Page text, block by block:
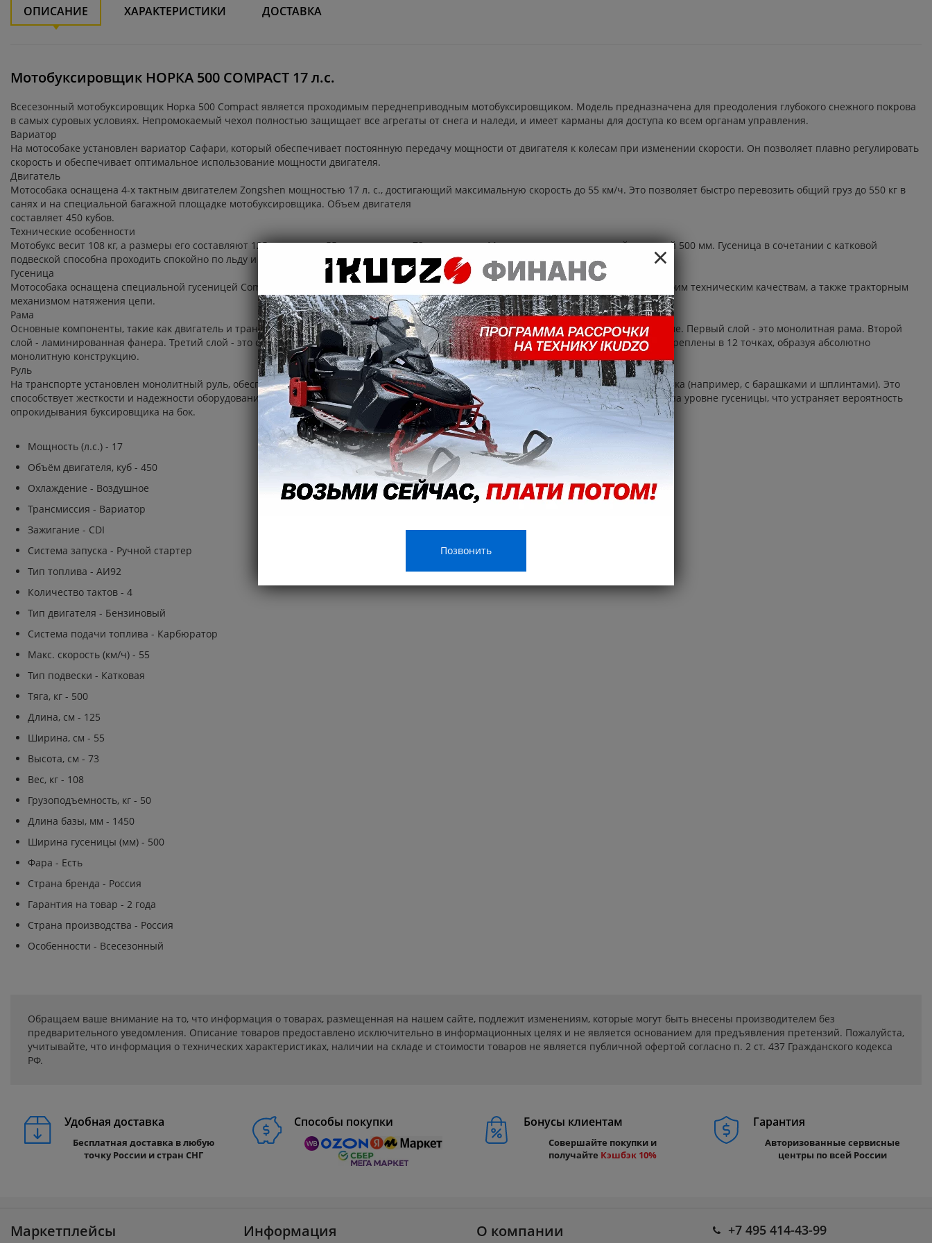
ОПИСАНИЕ ХАРАКТЕРИСТИКИ ДОСТАВКА
Мотобуксировщик НОРКА 500 COMPACT 17 л.с.
Всесезонный мотобуксировщик Норка 500 Compact является проходимым переднеприводным мотобуксировщиком. Модель предназначена для преодоления глубокого снежного покрова
в самых суровых условиях. Непромокаемый чехол полностью защищает все агрегаты от снега и наледи, и имеет карманы для доступа ко всем органам управления.
Вариатор
На мотособаке установлен вариатор Сафари, который обеспечивает постоянную передачу мощности от двигателя к колесам при изменении скорости. Он позволяет плавно регулировать
скорость и обеспечивает оптимальное использование мощности двигателя.
Двигатель
Мотособака оснащена 4-х тактным двигателем Zongshen мощностью 17 л. с., достигающий максимальную скорость до 55 км/ч. Это позволяет быстро перевозить общий груз до 550 кг в
санях и на специальной багажной площадке мотобуксировщика. Объем двигателя
составляет 450 кубов.
Технические особенности
Мотобукс весит 108 кг, а размеры его составляют 125 см в длину, 55 см в ширину и 73 см в высоту. Модель оснащена гусеницей шириной 500 мм. Гусеница в сочетании с катковой
подвеской способна проходить спокойно по льду и даже по территории без снега.
Гусеница
Мотособака оснащена специальной гусеницей Composit, которая обеспечивает отличное сцепление со снегом и со льдом благодаря своим техническим качествам, а также тракторным
механизмом натяжения цепи.
Рама
Основные компоненты, такие как двигатель и трансмиссия, не крепятся к площадке из фанеры или пластика, а прямо к монолитной раме. Первый слой - это монолитная рама. Второй
слой - ламинированная фанера. Третий слой - это станина двигателя и вариатора, а также защитный каркас. Все три слоя тщательно скреплены в 12 точках, образуя абсолютно
монолитную конструкцию.
Руль
На транспорте установлен монолитный руль, обеспечивающий более прочное и надежное соединение с механизмами мотобуксировщика (например, с барашками и шплинтами). Это
способствует жесткости и надежности оборудования, особенно важно это в условиях повышенной нагрузки. Крепление руля находится на уровне гусеницы, что устраняет вероятность
опрокидывания буксировщика на бок.
Мощность (л.с.) - 17
Объём двигателя, куб - 450
Охлаждение - Воздушное
Трансмиссия - Вариатор
Зажигание - CDI
Система запуска - Ручной стартер
Тип топлива - АИ92
Количество тактов - 4
Тип двигателя - Бензиновый
Система подачи топлива - Карбюратор
Макс. скорость (км/ч) - 55
Тип подвески - Катковая
Тяга, кг - 500
Длина, см - 125
Ширина, см - 55
Высота, см - 73
Вес, кг - 108
Грузоподъемность, кг - 50
Длина базы, мм - 1450
Ширина гусеницы (мм) - 500
Фара - Есть
Страна бренда - Россия
Гарантия на товар - 2 года
Страна производства - Россия
Особенности - Всесезонный
Обращаем ваше внимание на то, что информация о товарах, размещенная на нашем сайте, подлежит изменениям, которые могут быть внесены производителем без
предварительного уведомления. Описание товаров предоставлено исключительно в информационных целях и не является основанием для предъявления претензий. Пожалуйста,
учитывайте, что информация о технических характеристиках, наличии на складе и стоимости товаров не является публичной офертой согласно п. 2 ст. 437 Гражданского кодекса
РФ.
Удобная доставка
Бесплатная доставка в любую
точку России и стран СНГ
Способы покупки Бонусы клиентам
Совершайте покупки и
получайте Кэшбэк 10%
Гарантия
Авторизованные сервисные
центры по всей России
Маркетплейсы Информация О компании +7 495 414-43-99
×
Позвонить